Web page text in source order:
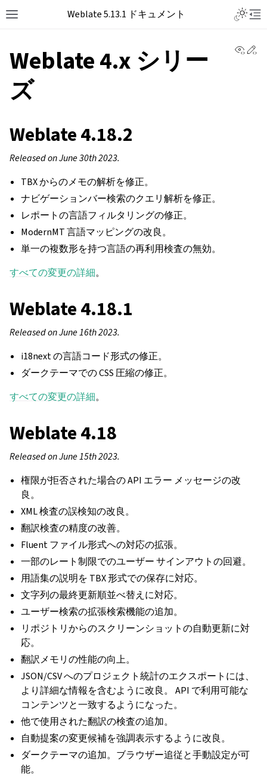
Toggle site navigation sidebar
Weblate 5.13.1 ドキュメント
navigation of 導入方法
Weblate 4.x シリー
ズ
Weblate 4.18.2
Released on June 30th 2023.
TBX からのメモの解析を修正。
ナビゲーションバー検索のクエリ解析を修正。
レポートの言語フィルタリングの修正。
ModernMT 言語マッピングの改良。
単一の複数形を持つ言語の再利用検査の無効。
すべての変更の詳細。
Weblate 4.18.1
Released on June 16th 2023.
i18next の言語コード形式の修正。
ダークテーマでの CSS 圧縮の修正。
すべての変更の詳細。
Weblate 4.18
Released on June 15th 2023.
権限が拒否された場合の API エラー メッセージの改
良。
XML 検査の誤検知の改良。
翻訳検査の精度の改善。
Fluent ファイル形式への対応の拡張。
一部のレート制限でのユーザー サインアウトの回避。
用語集の説明を TBX 形式での保存に対応。
文字列の最終更新順並べ替えに対応。
ユーザー検索の拡張検索機能の追加。
リポジトリからのスクリーンショットの自動更新に対
応。
翻訳メモリの性能の向上。
JSON/CSV へのプロジェクト統計のエクスポートには、
より詳細な情報を含むように改良。 API で利用可能な
コンテンツと一致するようになった。
他で使用された翻訳の検査の追加。
自動提案の変更候補を強調表示するように改良。
ダークテーマの追加。ブラウザー追従と手動設定が可
能。